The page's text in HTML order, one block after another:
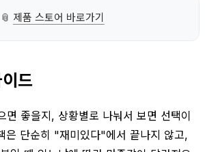
📎 제품 스토어 바로가기
드
면 좋을지, 상황별로 나눠서 보면 선택이
은 단순히 "재미있다"에서 끝나지 않고,